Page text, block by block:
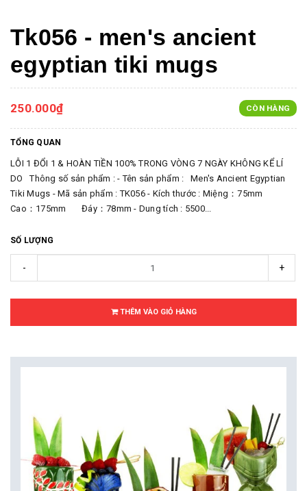
Tk056 - men's ancient
egyptian tiki mugs
250.000₫ CÒN HÀNG
TỔNG QUAN
LỖI 1 ĐỔI 1 & HOÀN TIỀN 100% TRONG VÒNG 7 NGÀY KHÔNG KỂ LÍ
DO Thông số sản phẩm : - Tên sản phẩm : Men's Ancient Egyptian
Tiki Mugs - Mã sản phẩm : TK056 - Kích thước : Miệng：75mm
Cao：175mm Đáy：78mm - Dung tích : 5500...
SỐ LƯỢNG
- +
THÊM VÀO GIỎ HÀNG